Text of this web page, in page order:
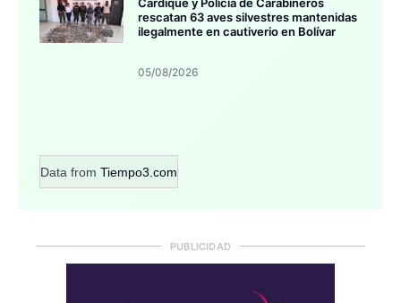
rescatan 63 aves silvestres mantenidas
ilegalmente en cautiverio en Bolívar
05/08/2026
Data from Tiempo3.com
PUBLICIDAD